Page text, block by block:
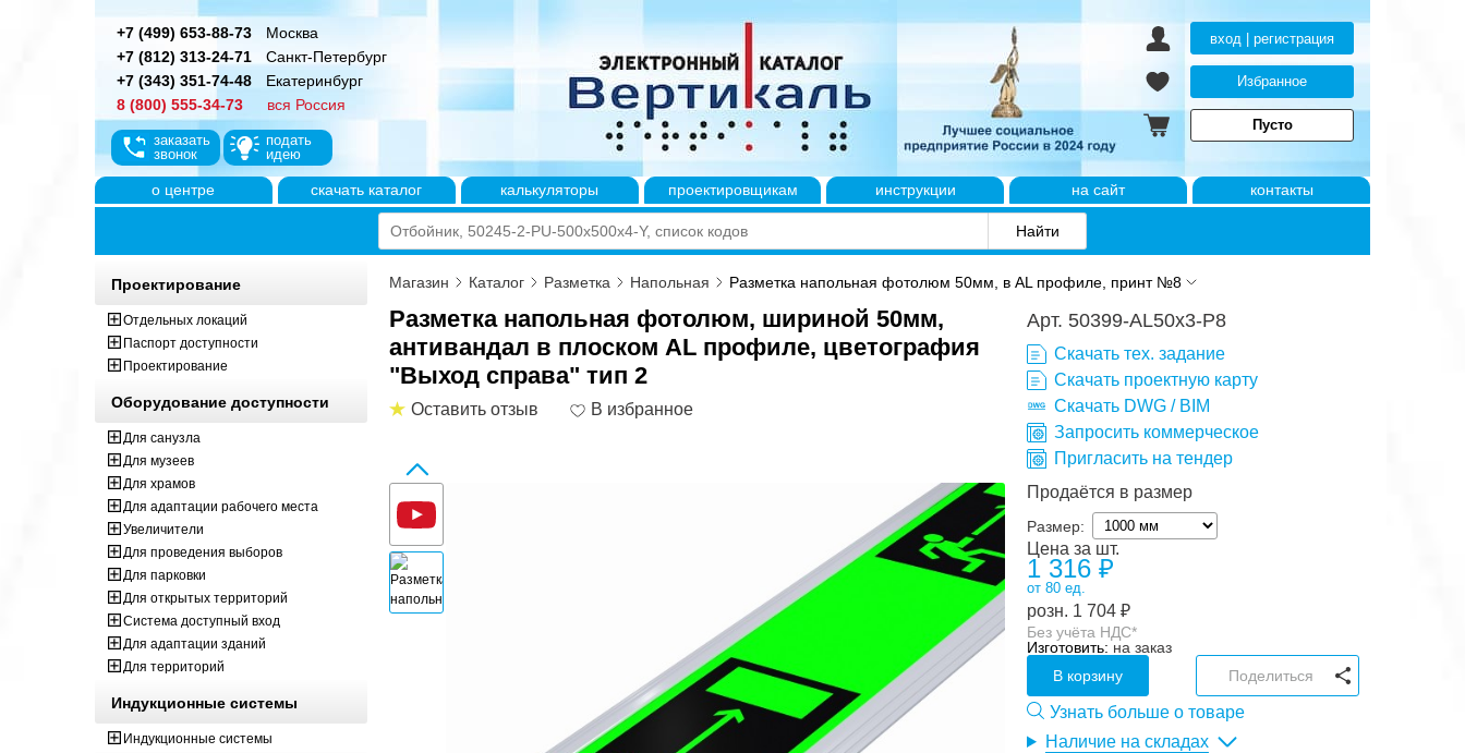
+7 (499) 653-88-73
Москва
+7 (812) 313-24-71
Санкт-Петербург
+7 (343) 351-74-48
Екатеринбург
8 (800) 555-34-73
вся Россия
заказать
звонок
подать
идею
вход | регистрация
Избранное
Пусто
о центре скачать каталог калькуляторы проектировщикам инструкции на сайт контакты
Магазин Каталог Разметка Напольная Разметка напольная фотолюм 50мм, в AL профиле, принт №8
Разметка напольная фотолюм, шириной 50мм,
антивандал в плоском AL профиле, цветография
"Выход справа" тип 2
Оставить отзыв
Арт. 50399-AL50x3-P8
Скачать тех. задание
Скачать проектную карту
Скачать DWG / BIM
Запросить коммерческое
Пригласить на тендер
Продаётся в размер
Размер:
Цена за шт.
1 316 ₽
от 80 ед.
розн. 1 704 ₽
Без учёта НДС*
Изготовить: на заказ
В корзину
Поделиться
Узнать больше о товаре
Наличие на складах
Проектирование
Отдельных локаций
Паспорт доступности
Проектирование
Оборудование доступности
Для санузла
Для музеев
Для храмов
Для адаптации рабочего места
Увеличители
Для проведения выборов
Для парковки
Для открытых территорий
Система доступный вход
Для адаптации зданий
Для территорий
Индукционные системы
Индукционные системы